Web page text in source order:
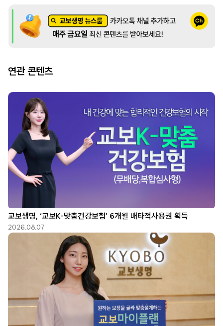
연관 콘텐츠
교보생명, ‘교보K-맞춤건강보험’ 6개월 배타적사용권 획득
2026.08.07